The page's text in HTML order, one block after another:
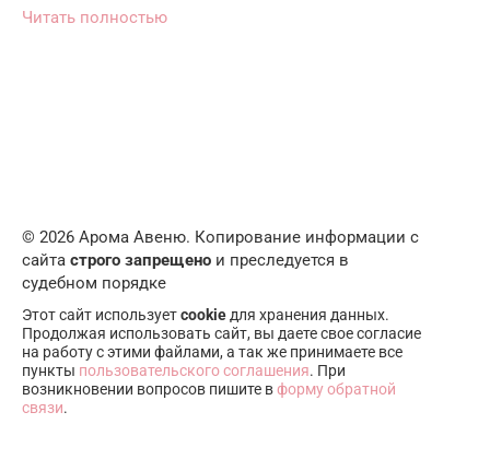
Читать полностью
© 2026 Арома Авеню. Копирование информации с
сайта строго запрещено и преследуется в
судебном порядке
Этот сайт используетcookie для хранения данных.
Продолжая использовать сайт, вы даете свое согласие
на работу с этими файлами, а так же принимаете все
пункты пользовательского соглашения. При
возникновении вопросов пишите вформу обратной
связи.